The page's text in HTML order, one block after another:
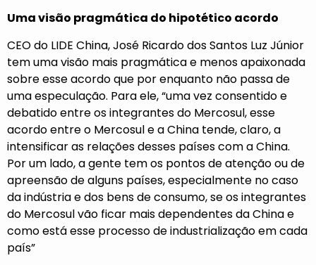
Uma visão pragmática do hipotético acordo
CEO do LIDE China, José Ricardo dos Santos Luz Júnior
tem uma visão mais pragmática e menos apaixonada
sobre esse acordo que por enquanto não passa de
uma especulação. Para ele, “uma vez consentido e
debatido entre os integrantes do Mercosul, esse
acordo entre o Mercosul e a China tende, claro, a
intensificar as relações desses países com a China.
Por um lado, a gente tem os pontos de atenção ou de
apreensão de alguns países, especialmente no caso
da indústria e dos bens de consumo, se os integrantes
do Mercosul vão ficar mais dependentes da China e
como está esse processo de industrialização em cada
país”